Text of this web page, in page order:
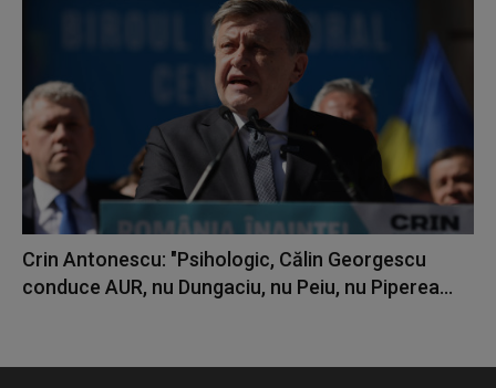
Crin Antonescu: "Psihologic, Călin Georgescu
conduce AUR, nu Dungaciu, nu Peiu, nu Piperea...